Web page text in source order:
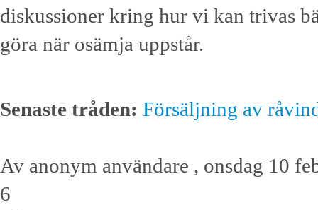
diskussioner kring hur vi kan trivas
göra när osämja uppstår.
Senaste tråden: Försäljning av
Av anonym användare , onsdag 10
6